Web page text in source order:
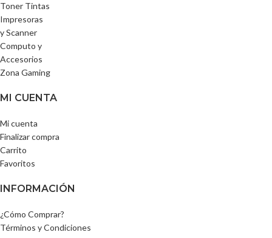
Toner Tintas
Impresoras
y Scanner
Computo y
Accesorios
Zona Gaming
MI CUENTA
Mi cuenta
Finalizar compra
Carrito
Favoritos
INFORMACIÓN
¿Cómo Comprar?
Términos y Condiciones